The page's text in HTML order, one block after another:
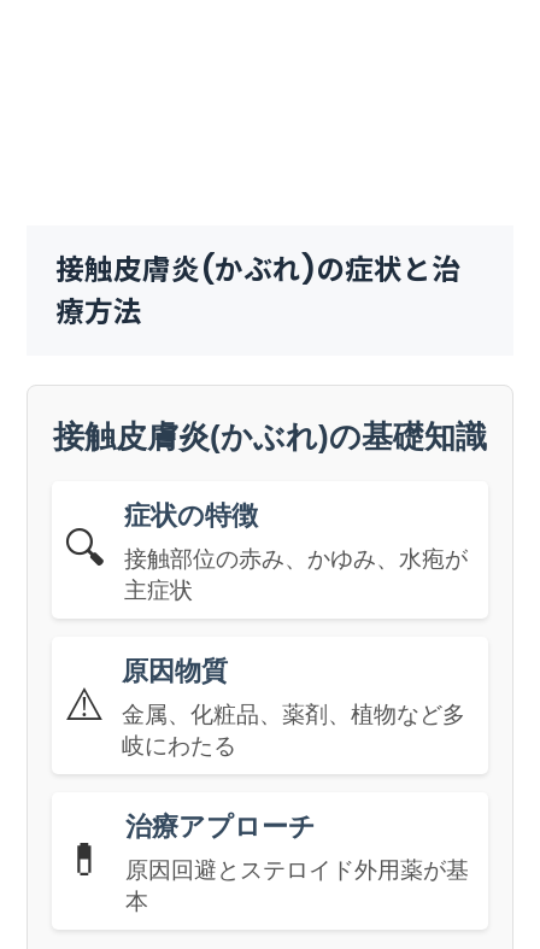
接触皮膚炎(かぶれ)の症状と治
療方法
接触皮膚炎(かぶれ)の基礎知識
🔍
症状の特徴
接触部位の赤み、かゆみ、水疱が
主症状
⚠️
原因物質
金属、化粧品、薬剤、植物など多
岐にわたる
💊
治療アプローチ
原因回避とステロイド外用薬が基
本